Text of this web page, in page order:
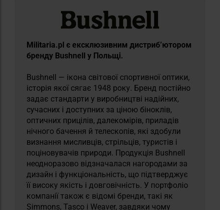
Militaria.pl є ексклюзивним дистриб’ютором
бренду Bushnell у Польщі.
Bushnell — ікона світової спортивної оптики,
історія якої сягає 1948 року. Бренд постійно
задає стандарти у виробництві надійних,
сучасних і доступних за ціною біноклів,
оптичних прицілів, далекомірів, приладів
нічного бачення й телескопів, які здобули
визнання мисливців, стрільців, туристів і
поціновувачів природи. Продукція Bushnell
неодноразово відзначалася нагородами за
дизайн і функціональність, що підтверджує
її високу якість і довговічність. У портфоліо
компанії також є відомі бренди, такі як
Simmons, Tasco і Weaver, завдяки чому